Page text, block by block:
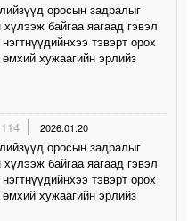
оросын задралыг
байгаа яагаад гэвэл
тэвэрт орох
хужаагийн эрлийз
2026.01.20
оросын задралыг
байгаа яагаад гэвэл
тэвэрт орох
хужаагийн эрлийз